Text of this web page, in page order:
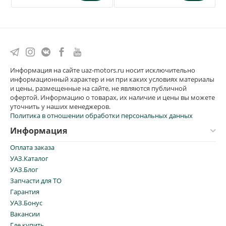
Информация на сайте uaz-motors.ru носит исключительно
информационный характер и ни при каких условиях материалы
и цены, размещенные на сайте, не являются публичной
офертой. Информацию о товарах, их наличие и цены вы можете
уточнить у наших менеджеров.
Политика в отношении обработки персональных данных
Информация
Оплата заказа
УАЗ.Каталог
УАЗ.Блог
Запчасти для ТО
Гарантия
УАЗ.Бонус
Вакансии